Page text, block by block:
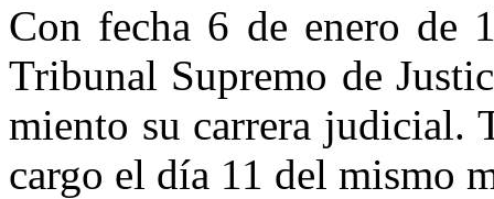
Con fecha 6 de enero de
Tribunal Supremo de
miento su carrera judicial.
cargo el día 11 del mismo